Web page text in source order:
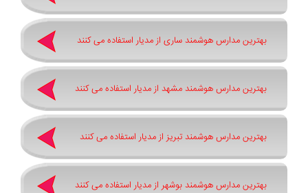
بهترین مدارس هوشمند ساری از مدیار استفاده می کنند
بهترین مدارس هوشمند مشهد از مدیار استفاده می کنند
بهترین مدارس هوشمند تبریز از مدیار استفاده می کنند
بهترین مدارس هوشمند بوشهر از مدیار استفاده می کنند